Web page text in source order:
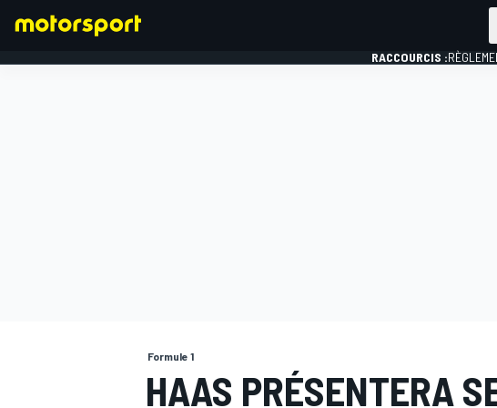
RACCOURCIS :
Formule 1
HAAS PRÉSENTERA